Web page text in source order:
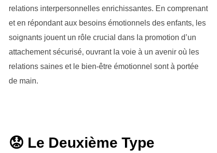
relations interpersonnelles enrichissantes. En comprenant
et en répondant aux besoins émotionnels des enfants, les
soignants jouent un rôle crucial dans la promotion d’un
attachement sécurisé, ouvrant la voie à un avenir où les
relations saines et le bien-être émotionnel sont à portée
de main.
😟 Le Deuxième Type